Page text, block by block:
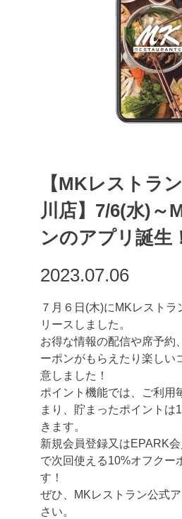
【MKレストラ
川店】7/6(水)～
ンのアプリ誕生
2023.07.06
７月６日(木)にMKレストラ
リースしました。
お得な情報の配信や席予約
ーポンがもらえたり楽しい
意しました！
ポイント機能では、ご利用
まり、貯まったポイントは
きます。
新規会員登録又はEPARK
で次回使える10%オフクー
す！
ぜひ、MKレストラン公式
さい。